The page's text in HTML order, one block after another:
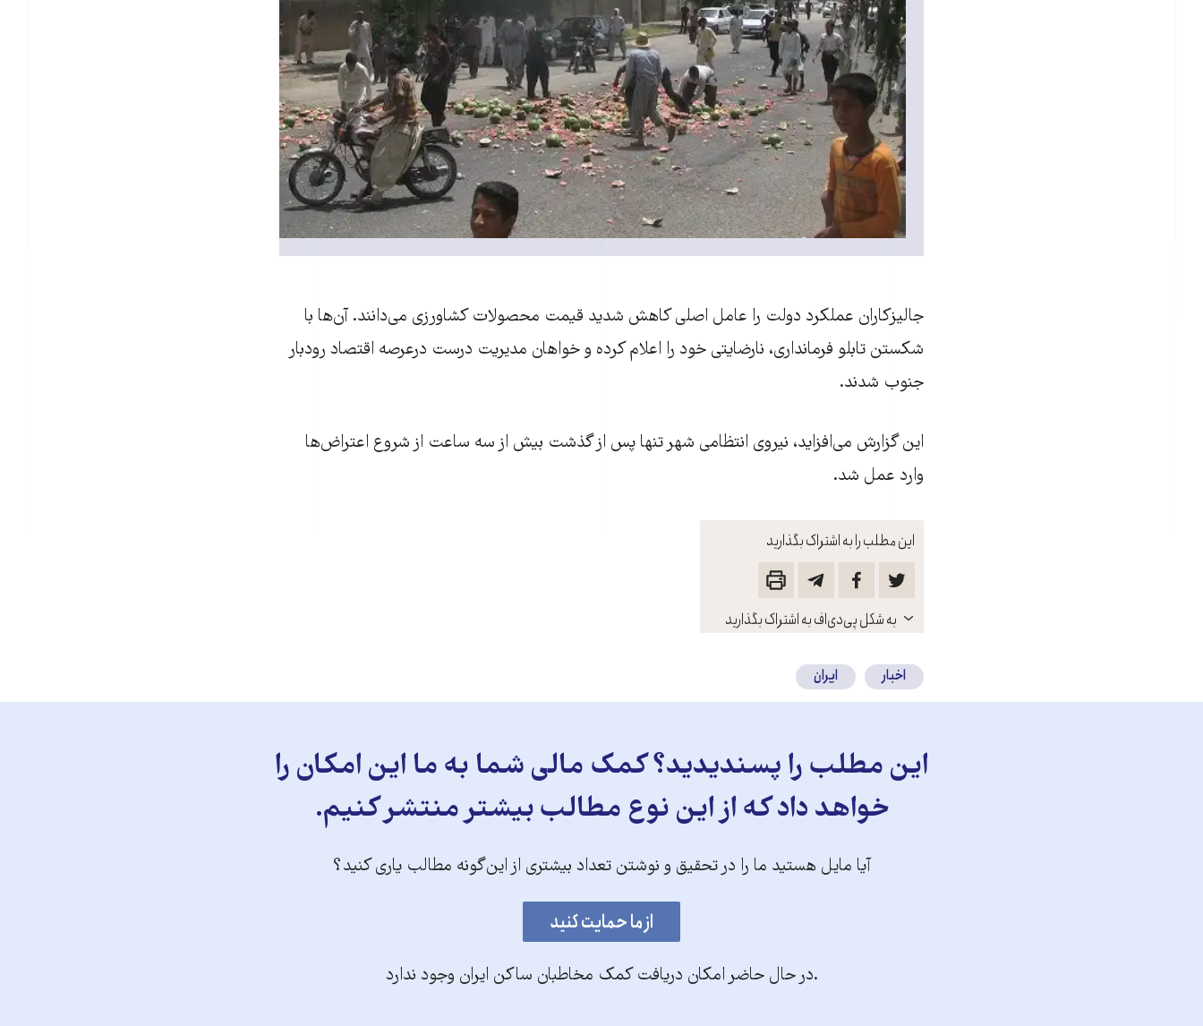
این مطلب را به اشتراک بگذارید
باز
کنید
به شکل پی‌دی‌اف به اشتراک بگذارید
جاليزکاران عملکرد دولت را عامل اصلی کاهش شديد قیمت محصولات کشاورزی می‌دانند. آن‌ها با
شکستن تابلو فرمانداری، نارضايتی خود را اعلام کرده و خواهان مديريت درست درعرصه اقتصاد رودبار
جنوب شدند.
این گزارش می‌افزاید، نيروی انتظامی شهر تنها پس از گذشت بيش از سه ساعت از شروع اعتراض‌ها
وارد عمل شد.
اخبار ایران
این مطلب را پسندیدید؟ کمک مالی شما به ما این امکان را
خواهد داد که از این نوع مطالب بیشتر منتشر کنیم.
آیا مایل هستید ما را در تحقیق و نوشتن تعداد بیشتری از این‌گونه مطالب یاری کنید؟
.در حال حاضر امکان دریافت کمک مخاطبان ساکن ایران وجود ندارد